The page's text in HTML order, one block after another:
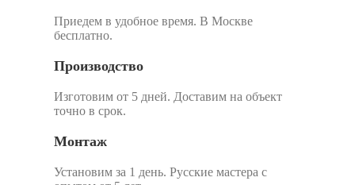
Приедем в удобное время. В Москве
бесплатно.
Производство
Изготовим от 5 дней. Доставим на объект
точно в срок.
Монтаж
Установим за 1 день. Русские мастера с